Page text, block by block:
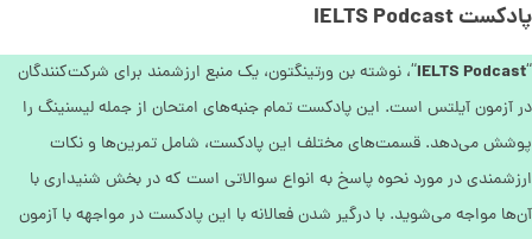
پادکست IELTS Podcast
“
IELTS Podcast“، نوشته بن ورتینگتون، یک منبع ارزشمند برای شرکت‌کنندگان
در آزمون آیلتس است. این پادکست تمام جنبه‌های امتحان از جمله لیسنینگ را
پوشش می‌دهد. قسمت‌های مختلف این پادکست، شامل تمرین‌ها و نکات
ارزشمندی در مورد نحوه پاسخ به انواع سوالاتی است که در بخش شنیداری با
آن‌ها مواجه می‌شوید. با درگیر شدن فعالانه با این پادکست در مواجهه با آزمون